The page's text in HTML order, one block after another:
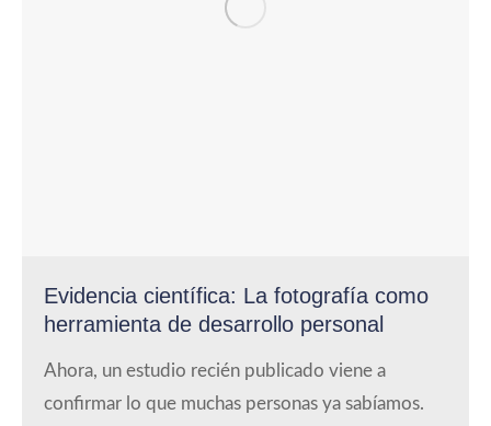
Evidencia científica: La fotografía como
herramienta de desarrollo personal
Ahora, un estudio recién publicado viene a
confirmar lo que muchas personas ya sabíamos.